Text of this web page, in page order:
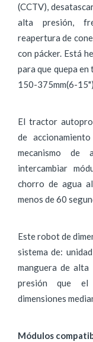
(CCTV),
alta presión,
reapertura de
con pácker. Está
para que quepa
150-375mm(6-
El tractor
de
mecanismo de
intercambiar
chorro de agua
menos de 60
Este robot de
sistema de:
manguera de
presión que el
dimensiones
Módulos